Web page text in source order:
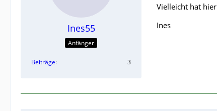
Ines55
Anfänger
Beiträge 3
Vielleicht hat
Ines